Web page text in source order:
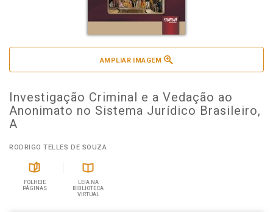
AMPLIAR IMAGEM
Investigação Criminal e a Vedação ao
Anonimato no Sistema Jurídico Brasileiro,
A
RODRIGO TELLES DE SOUZA
FOLHEIE
PÁGINAS
LEIA NA
BIBLIOTECA
VIRTUAL